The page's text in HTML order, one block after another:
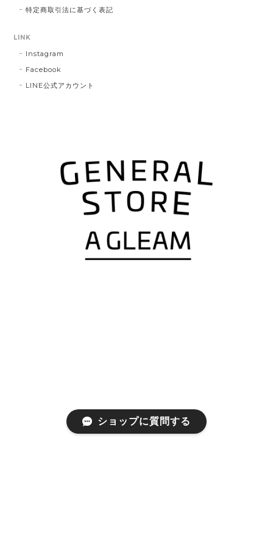
特定商取引法に基づく表記
LINK
Instagram
Facebook
LINE公式アカウント
ショップに質問する